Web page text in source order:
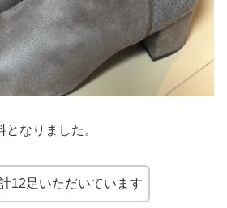
なりました。
12足いただいています